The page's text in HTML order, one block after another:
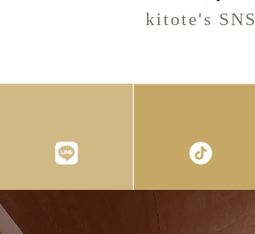
kitote's SNS